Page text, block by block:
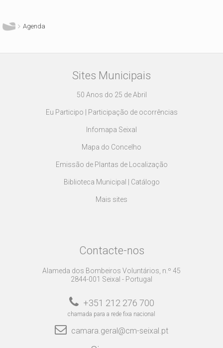
Agenda
Sites Municipais
50 Anos do 25 de Abril
Eu Participo | Participação de ocorrências
Infomapa Seixal
Mapa do Concelho
Emissão de Plantas de Localização
Biblioteca Municipal | Catálogo
Mais sites
Contacte-nos
Alameda dos Bombeiros Voluntários, n.º 45
2844-001 Seixal - Portugal
+351 212 276 700
chamada para a rede fixa nacional
camara.geral@cm-seixal.pt